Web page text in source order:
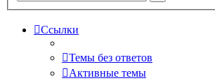
Ссылки
Темы без ответов
Активные темы